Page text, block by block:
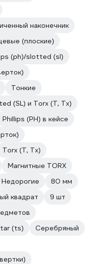
наконечник
(плоские)
(ph)/slotted (sl)
Тонкие
(SL) и Torx (T, Tx)
Phillips (PH) в кейсе
Torx (T, Tx)
Магнитные TORX
Недорогие
80 мм
квадрат
9 шт
(ts)
Серебряный